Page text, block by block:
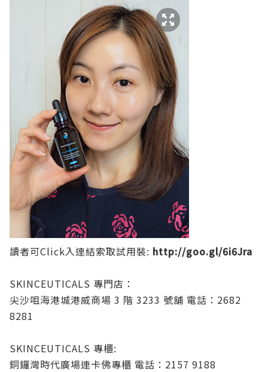
讀者可Click入連結索取試用裝: http://goo.gl/6i6Jra
SKINCEUTICALS 專門店：
尖沙咀海港城港威商場 3 階 3233 號舖 電話：2682
8281
SKINCEUTICALS 專櫃:
銅鑼灣時代廣場連卡佛專櫃 電話：2157 9188